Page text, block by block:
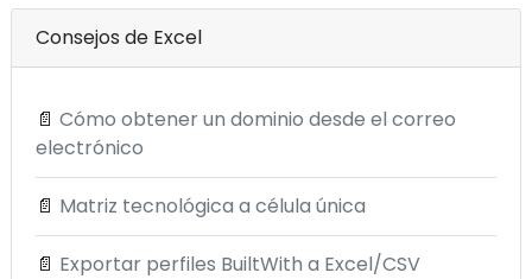
Consejos de Excel
📄 Cómo obtener un dominio desde el correo
electrónico
📄 Matriz tecnológica a célula única
📄 Exportar perfiles BuiltWith a Excel/CSV